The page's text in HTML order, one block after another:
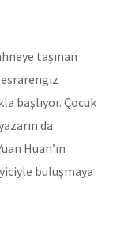
taşınan
başlıyor. Çocuk
da
Huan’ın
buluşmaya